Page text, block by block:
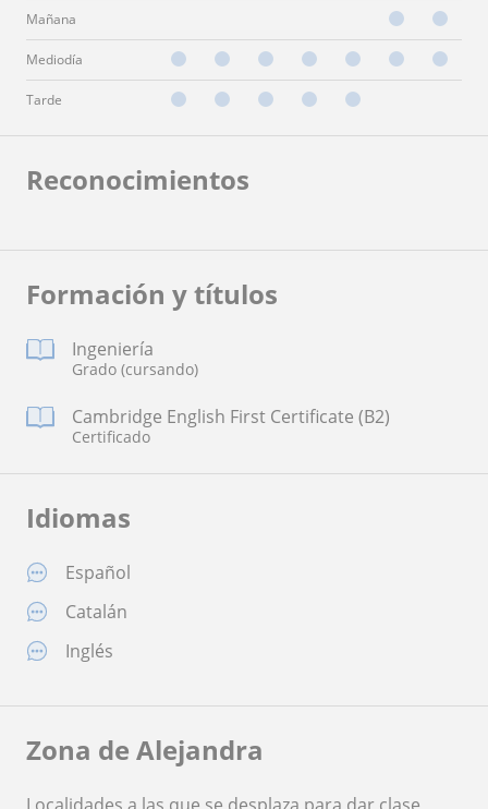
Mañana
Mediodía
Tarde
Reconocimientos
Formación y títulos
Ingeniería
Grado (cursando)
Cambridge English First Certificate (B2)
Certificado
Idiomas
Español
Catalán
Inglés
Zona de Alejandra